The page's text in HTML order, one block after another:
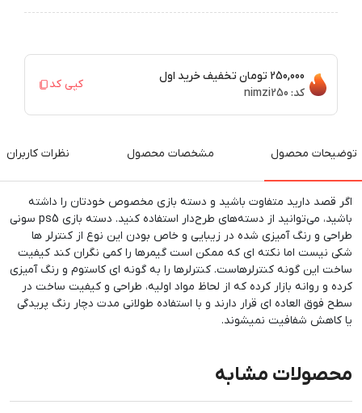
250,000 تومان
تخفیف خرید اول
کد: nimzi250
کپی کد
توضیحات محصول مشخصات محصول نظرات کاربران
اگر قصد دارید متفاوت باشید و دسته بازی مخصوص خودتان را داشته
باشید، می‌توانید از دسته‌های طرح‌دار استفاده کنید. دسته بازی ps5 سونی
طراحی و رنگ آمیزی شده در زیبایی و خاص بودن این نوع از کنترلر ها
شکی نیست اما نکته ای که ممکن است گیمرها را کمی نگران کند کیفیت
ساخت این گونه کنترلرهاست. کنترلرها را به گونه ای کاستوم و رنگ آمیزی
کرده و روانه بازار کرده که از لحاظ مواد اولیه، طراحی و کیفیت ساخت در
سطح فوق العاده ای قرار دارند و با استفاده طولانی مدت دچار رنگ پریدگی
یا کاهش شفافیت نمیشوند.
محصولات مشابه